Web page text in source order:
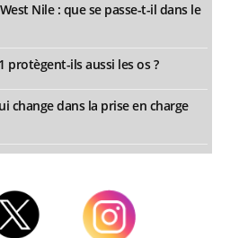
Nile : que se passe-t-il dans le
protègent-ils aussi les os ?
change dans la prise en charge